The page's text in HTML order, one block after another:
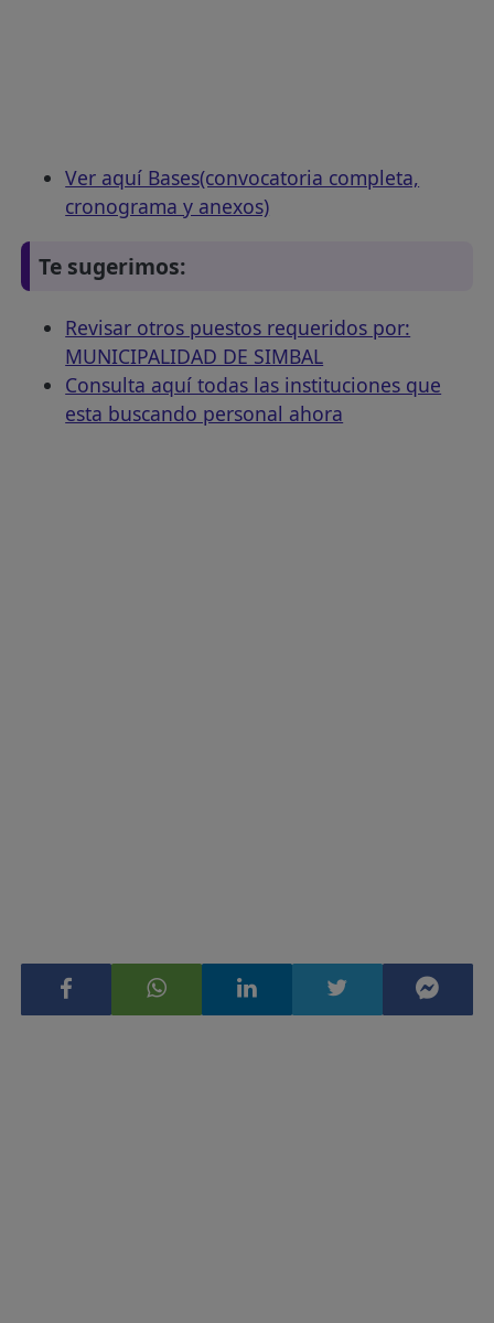
Ver aquí Bases(convocatoria completa,
cronograma y anexos)
Te sugerimos:
Revisar otros puestos requeridos por:
MUNICIPALIDAD DE SIMBAL
Consulta aquí todas las instituciones que
esta buscando personal ahora